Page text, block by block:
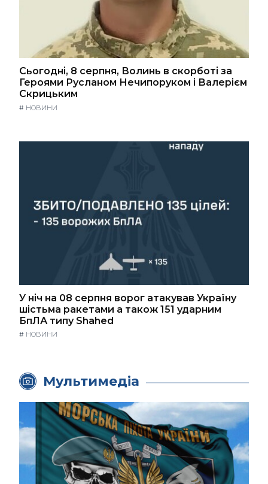
Сьогодні, 8 серпня, Волинь в скорботі за
Героями Русланом Нечипоруком і Валерієм
Скрицьким
# НОВИНИ
У ніч на 08 серпня ворог атакував Україну
шістьма ракетами а також 151 ударним
БпЛА типу Shahed
# НОВИНИ
Мультимедіа